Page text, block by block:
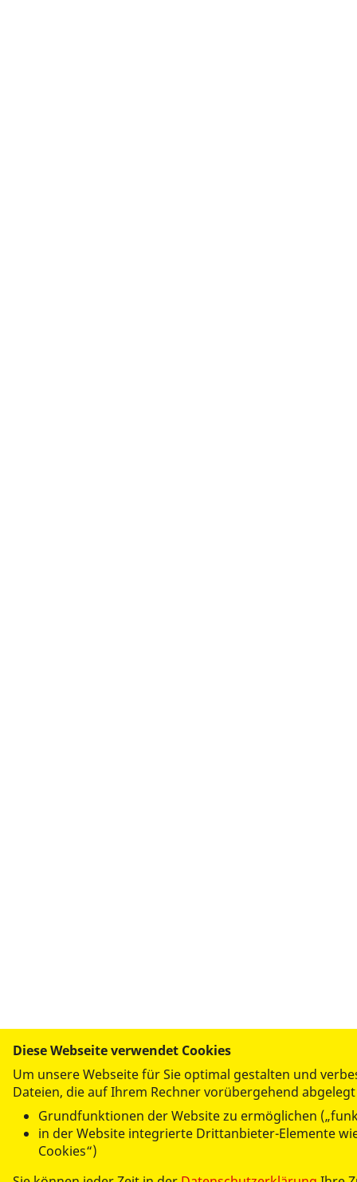
Diese Webseite verwendet Cookies
Um unsere Webseite für Sie optimal gestalten und
Dateien, die auf Ihrem Rechner vorübergehend
Grundfunktionen der Website zu ermöglichen
in der Website integrierte Drittanbieter-Elemente
Cookies“)